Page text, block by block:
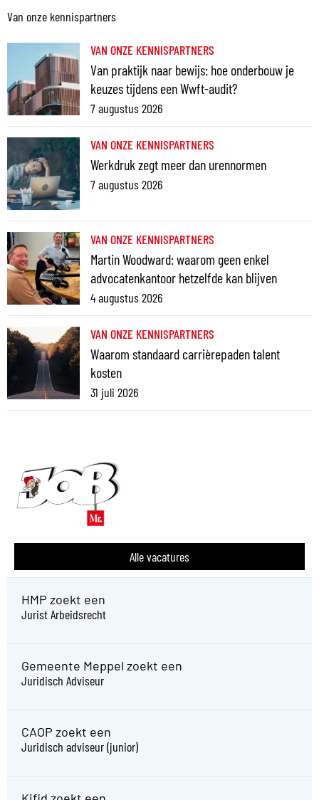
Van onze kennispartners
VAN ONZE KENNISPARTNERS
Van praktijk naar bewijs: hoe onderbouw je
keuzes tijdens een Wwft-audit?
7 augustus 2026
VAN ONZE KENNISPARTNERS
Werkdruk zegt meer dan urennormen
7 augustus 2026
VAN ONZE KENNISPARTNERS
Martin Woodward: waarom geen enkel
advocatenkantoor hetzelfde kan blijven
4 augustus 2026
VAN ONZE KENNISPARTNERS
Waarom standaard carrièrepaden talent
kosten
31 juli 2026
Alle vacatures
HMP zoekt een
Jurist Arbeidsrecht
Gemeente Meppel zoekt een
Juridisch Adviseur
CAOP zoekt een
Juridisch adviseur (junior)